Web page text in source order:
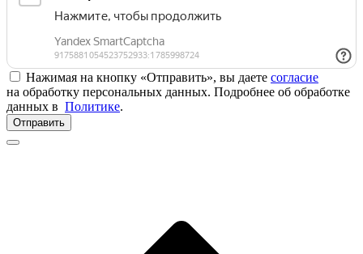
Нажимая на кнопку «Отправить», вы даете согласие
на обработку персональных данных. Подробнее об обработке
данных в Политике.
Отправить